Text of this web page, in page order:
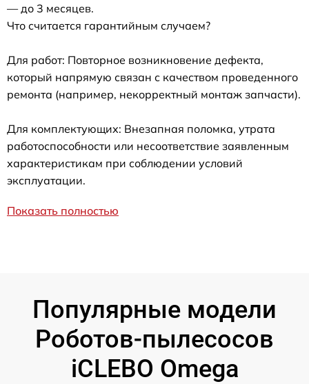
— до 3 месяцев.
Что считается гарантийным случаем?
Для работ: Повторное возникновение дефекта,
который напрямую связан с качеством проведенного
ремонта (например, некорректный монтаж запчасти).
Для комплектующих: Внезапная поломка, утрата
работоспособности или несоответствие заявленным
характеристикам при соблюдении условий
эксплуатации.
Показать полностью
Популярные модели
Роботов-пылесосов
iCLEBO Omega